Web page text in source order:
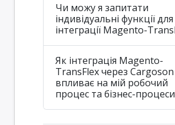
Чи можу я запитати
індивідуальні функції для
інтеграції Magento-
Як інтеграція Magento-
TransFlex через Cargoson
впливає на мій робочий
процес та бізнес-